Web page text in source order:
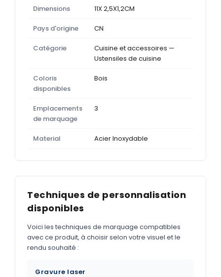
Dimensions 11X 2,5X1,2CM
Pays d'origine CN
Catégorie
Cuisine et accessoires —
Ustensiles de cuisine
Coloris
disponibles
Bois
Emplacements
de marquage
3
Material Acier Inoxydable
Techniques de personnalisation
disponibles
Voici les techniques de marquage compatibles
avec ce produit, à choisir selon votre visuel et le
rendu souhaité :
Gravure laser